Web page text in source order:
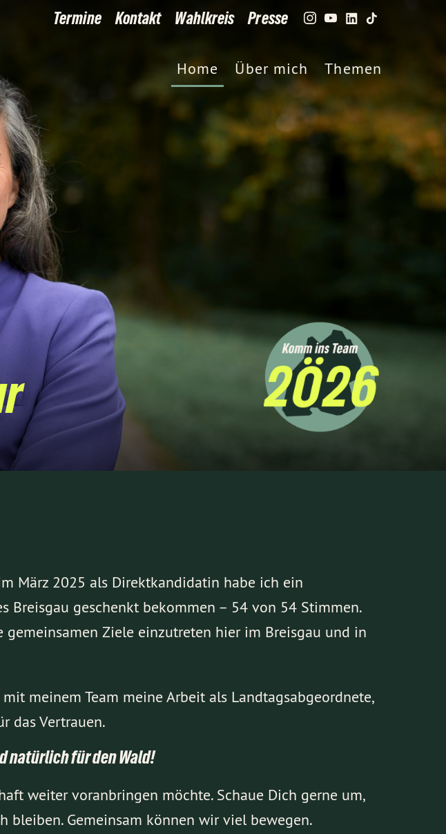
Termine Kontakt Wahlkreis Presse
Home Über mich Themen
März 2025 als Direktkandidatin habe ich ein
Breisgau geschenkt bekommen – 54 von 54 Stimmen.
Ziele einzutreten hier im Breisgau und in
meinem Team meine Arbeit als Landtagsabgeordnete,
das Vertrauen.
natürlich für den Wald!
weiter voranbringen möchte. Schaue Dich gerne um,
bleiben. Gemeinsam können wir viel bewegen.